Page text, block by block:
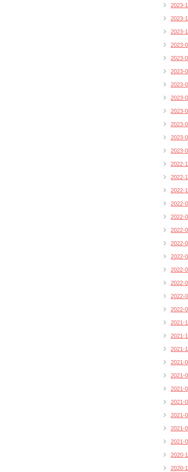
2023-
2023-
2023-
2023-
2023-
2023-
2023-
2023-
2023-
2023-
2023-
2023-
2022-
2022-
2022-
2022-
2022-
2022-
2022-
2022-
2022-
2022-
2022-
2022-
2021-
2021-
2021-
2021-
2021-
2021-
2021-
2021-
2021-
2021-
2020-
2020-